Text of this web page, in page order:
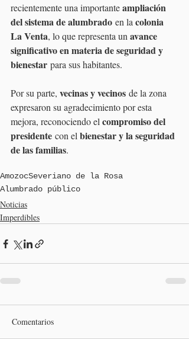
recientemente una importante ampliación
del sistema de alumbrado en la colonia
La Venta, lo que representa un avance
significativo en materia de seguridad y
bienestar para sus habitantes.
Por su parte, vecinas y vecinos de la zona
expresaron su agradecimiento por esta
mejora, reconociendo el compromiso del
presidente con el bienestar y la seguridad
de las familias.
AmozocSeveriano de la Rosa
Alumbrado público
Noticias
Imperdibles
Comentarios